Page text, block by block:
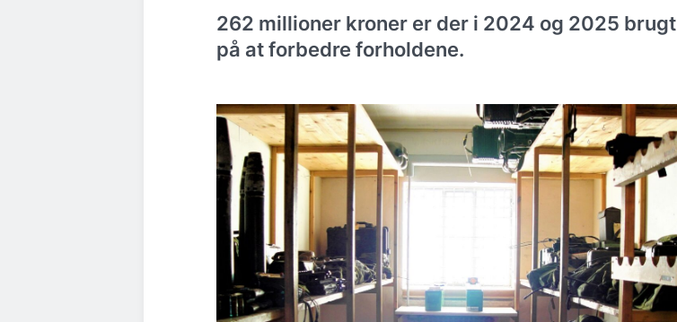
262 millioner kroner er der i 2024 og 2025 brugt
på at forbedre forholdene.